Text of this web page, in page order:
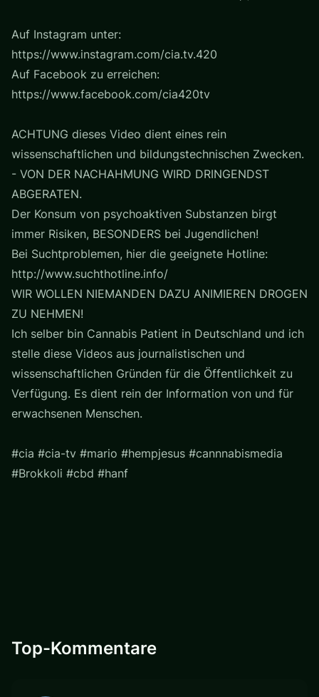
Auf Instagram unter:
https://www.instagram.com/cia.tv.420
Auf Facebook zu erreichen:
https://www.facebook.com/cia420tv
ACHTUNG dieses Video dient eines rein
wissenschaftlichen und bildungstechnischen Zwecken.
- VON DER NACHAHMUNG WIRD DRINGENDST
ABGERATEN.
Der Konsum von psychoaktiven Substanzen birgt
immer Risiken, BESONDERS bei Jugendlichen!
Bei Suchtproblemen, hier die geeignete Hotline:
http://www.suchthotline.info/
WIR WOLLEN NIEMANDEN DAZU ANIMIEREN DROGEN
ZU NEHMEN!
Ich selber bin Cannabis Patient in Deutschland und ich
stelle diese Videos aus journalistischen und
wissenschaftlichen Gründen für die Öffentlichkeit zu
Verfügung. Es dient rein der Information von und für
erwachsenen Menschen.
#cia #cia-tv #mario #hempjesus #cannnabismedia
#Brokkoli #cbd #hanf
Top-Kommentare